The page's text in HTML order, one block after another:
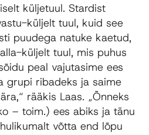
küljetuul. Stardist
küljelt tuul, kuid see
puudega natuke kaetud,
küljelt tuul, mis puhus
peal vajutasime ees
grupi ribadeks ja saime
rääkis Laas. „Õnneks
– toim.) ees abiks ja tänu
võtta end lõpu